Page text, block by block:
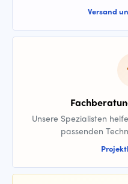
Versand
Unsere Spezialisten
passenden